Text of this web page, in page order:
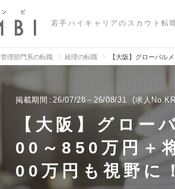
若手ハイキャリアのスカウト転
管理部門系の転職 経理の転職 【大阪】グローバル
掲載期間 26/07/28～26/08/31 求人
【大阪】グロー
00～850万円＋
00万円も視野に